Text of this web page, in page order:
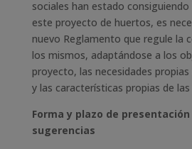
sociales han estado
este proyecto de huertos, es
nuevo Reglamento que regule la
los mismos, adaptándose a los
proyecto, las necesidades
y las características propias de las
Forma y plazo de
sugerencias